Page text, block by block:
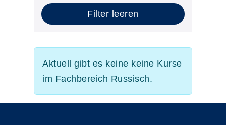
Filter leeren
Aktuell gibt es keine keine Kurse
im Fachbereich Russisch.